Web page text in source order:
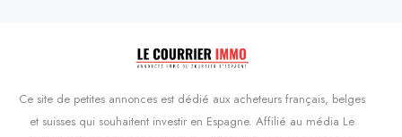
Ce site de petites annonces est dédié aux acheteurs français, belges
et suisses qui souhaitent investir en Espagne. Affilié au média Le